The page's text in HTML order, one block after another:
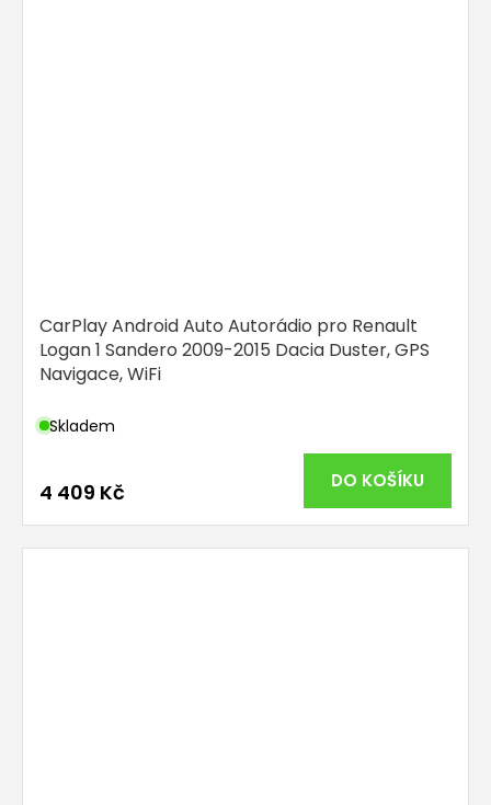
CarPlay Android Auto Autorádio pro Renault
Logan 1 Sandero 2009-2015 Dacia Duster, GPS
Navigace, WiFi
Skladem
4 409 Kč DO KOŠÍKU